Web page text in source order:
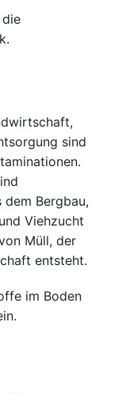
die
sind
Bergbau,
Viehzucht
Müll, der
entsteht.
im Boden